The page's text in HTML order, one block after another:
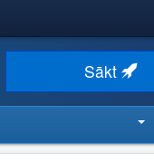
Sākt